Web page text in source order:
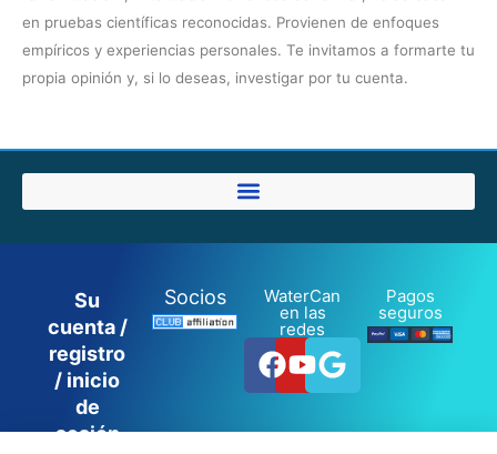
en pruebas científicas reconocidas. Provienen de enfoques
empíricos y experiencias personales. Te invitamos a formarte tu
propia opinión y, si lo deseas, investigar por tu cuenta.
Su
cuenta /
registro
/ inicio
de
sesión
Socios WaterCan
en las
redes
Facebook
Youtube
Google
Pagos
seguros